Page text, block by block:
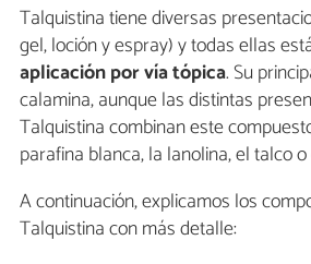
Talquistina tiene diversas
gel, loción y espray) y todas ellas
aplicación por vía tópica. Su
calamina, aunque las distintas
Talquistina combinan este
parafina blanca, la lanolina, el talco
A continuación, explicamos los
Talquistina con más detalle: